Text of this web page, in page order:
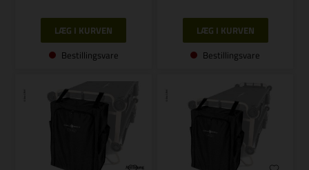
Bestillingsvare Bestillingsvare